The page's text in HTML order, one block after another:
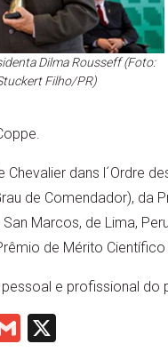
Dilma Rousseff (Foto:
Filho/PR)
Chevalier dans l´Ordre
de Comendador), da
Marcos, de Lima,
de Mérito
e profissional do
Gmail
X